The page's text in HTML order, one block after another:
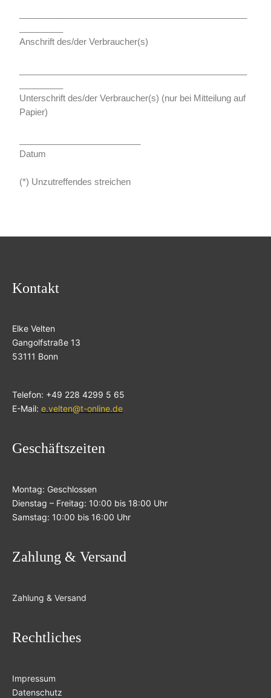
Anschrift des/der Verbraucher(s)
Unterschrift des/der Verbraucher(s) (nur bei Mitteilung auf
Papier)
Datum
(*) Unzutreffendes streichen
Kontakt
Elke Velten
Gangolfstraße 13
53111 Bonn
Telefon: +49 228 4299 5 65
E-Mail: e.velten@t-online.de
Geschäftszeiten
Montag: Geschlossen
Dienstag – Freitag: 10:00 bis 18:00 Uhr
Samstag: 10:00 bis 16:00 Uhr
Zahlung & Versand
Zahlung & Versand
Rechtliches
Impressum
Datenschutz